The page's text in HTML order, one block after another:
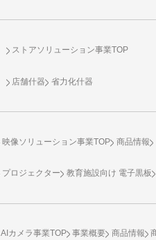
ストアソリューション事業TOP
店舗什器 省力化什器
映像ソリューション事業TOP 商品情報
プロジェクター 教育施設向け 電子黒板
AIカメラ事業TOP 事業概要 商品情報